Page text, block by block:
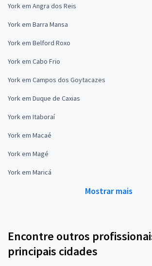
York em Angra dos Reis
York em Barra Mansa
York em Belford Roxo
York em Cabo Frio
York em Campos dos Goytacazes
York em Duque de Caxias
York em Itaboraí
York em Macaé
York em Magé
York em Maricá
Mostrar mais
Encontre outros
principais cidades